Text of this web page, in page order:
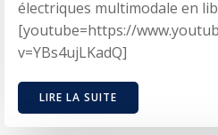
électriques multimodale en
[youtube=https://
v=YBs4ujLKadQ]
LIRE LA SUITE